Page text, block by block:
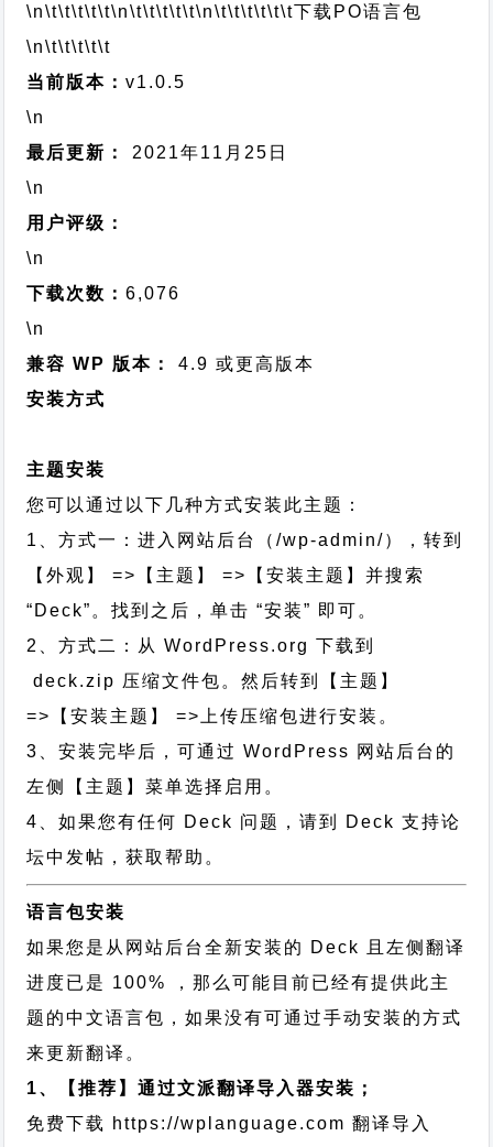
\n\t\t\t\t\t\n\t\t\t\t\t\n\t\t\t\t\t\t下载PO语言包
\n\t\t\t\t\t
当前版本：v1.0.5
\n
最后更新：
2021年11月25日
\n
用户评级：
\n
下载次数：6,076
\n
兼容 WP 版本：
4.9 或更高版本
安装方式
主题安装
您可以通过以下几种方式安装此主题：
1、方式一：进入网站后台（/wp-admin/），转到
【外观】 =>【主题】 =>【安装主题】并搜索
“Deck”。找到之后，单击 “安装” 即可。
2、方式二：从 WordPress.org 下载到
deck.zip 压缩文件包。然后转到【主题】
=>【安装主题】 =>上传压缩包进行安装。
3、安装完毕后，可通过 WordPress 网站后台的
左侧【主题】菜单选择启用。
4、如果您有任何 Deck 问题，请到 Deck 支持论
坛中发帖，获取帮助。
语言包安装
如果您是从网站后台全新安装的 Deck 且左侧翻译
进度已是 100% ，那么可能目前已经有提供此主
题的中文语言包，如果没有可通过手动安装的方式
来更新翻译。
1、【推荐】通过文派翻译导入器安装；
免费下载 https://wplanguage.com 翻译导入